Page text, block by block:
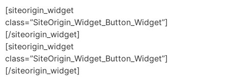
[siteorigin_widget
class=”SiteOrigin_Widget_Button_Widget”]
[/siteorigin_widget]
[siteorigin_widget
class=”SiteOrigin_Widget_Button_Widget”]
[/siteorigin_widget]